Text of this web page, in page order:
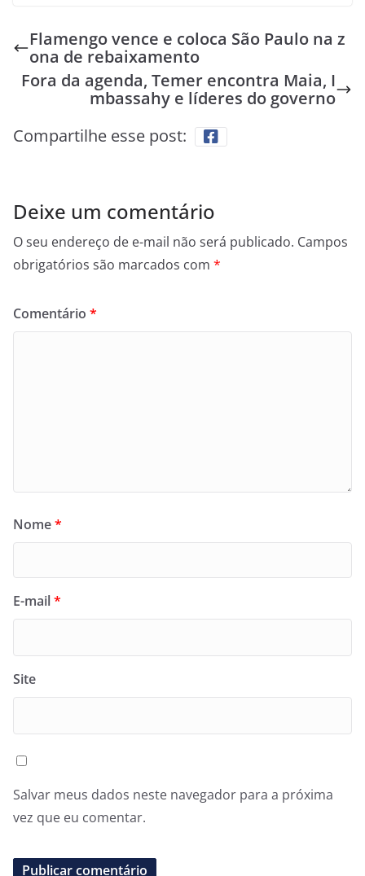
Flamengo vence e coloca São Paulo na z
ona de rebaixamento
Fora da agenda, Temer encontra Maia, I
mbassahy e líderes do governo
Compartilhe esse post:
Deixe um comentário
O seu endereço de e-mail não será publicado. Campos
obrigatórios são marcados com *
Comentário *
Nome*
E-mail*
Site
Salvar meus dados neste navegador para a próxima
vez que eu comentar.